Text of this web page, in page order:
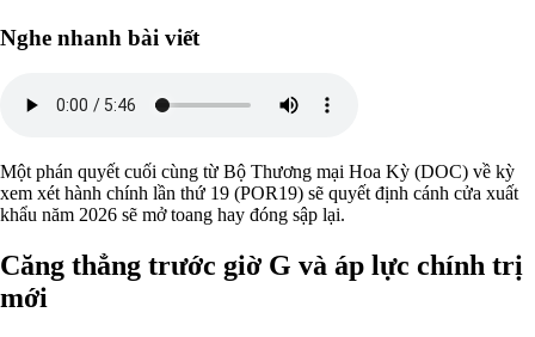
Nghe nhanh bài viết
Một phán quyết cuối cùng từ Bộ Thương mại Hoa Kỳ (DOC) về kỳ
xem xét hành chính lần thứ 19 (POR19) sẽ quyết định cánh cửa xuất
khẩu năm 2026 sẽ mở toang hay đóng sập lại.
Căng thẳng trước giờ G và áp lực chính trị
mới